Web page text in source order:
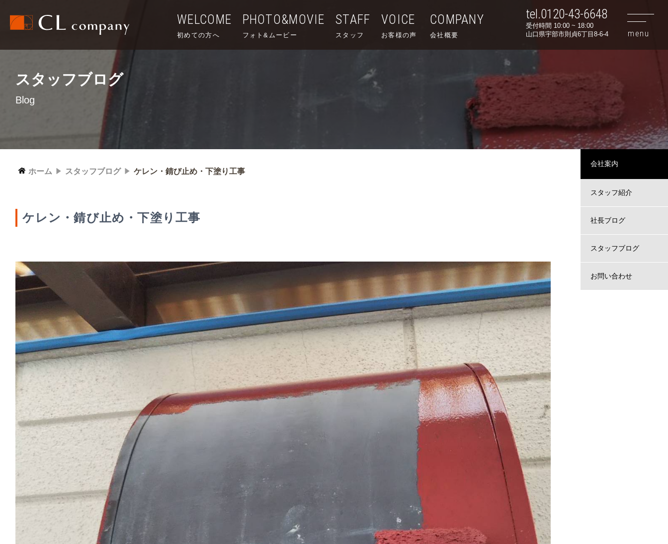
WELCOME
初めての方へ
PHOTO&MOVIE
フォト&ムービー
STAFF
スタッフ
VOICE
お客様の声
COMPANY
会社概要
tel.0120-43-6648
受付時間 10:00 ~ 18:00
山口県宇部市則貞6丁目8-6-4
スタッフブログ
Blog
ホーム スタッフブログ ケレン・錆び止め・下塗り工事
ケレン・錆び止め・下塗り工事
会社案内
スタッフ紹介
社長ブログ
スタッフブログ
お問い合わせ